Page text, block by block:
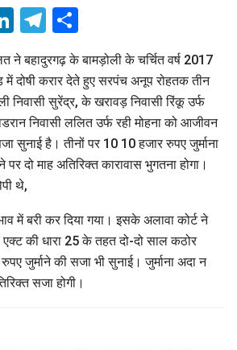
LinkedIn
Telegram
ने बहादुरगढ़ के बामड़ोली के चर्चित वर्ष 2017
दोषी करार देते हुए सरपंच अनूप रोहतक तीन
निवासी सुरेंद्र, के खरावड़ निवासी रिंकू उर्फ
निवासी ललित उर्फ रही मोहना को आजीवन
सुनाई है। तीनों पर 10 10 हजार रुपए जुर्माना
पर दो माह अतिरिक्त कारावास भुगतना होगा।
थे,
में बरी कर दिया गया। इसके अलावा कोर्ट ने
की धारा 25 के तहत दो-दो साल कठोर
जुर्माने की सजा भी सुनाई। जुर्माना अदा न
सजा होगी।